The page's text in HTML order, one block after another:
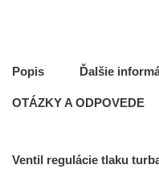
Popis Ďalšie
OTÁZKY A ODPOVEDE
Ventil regulácie tlaku